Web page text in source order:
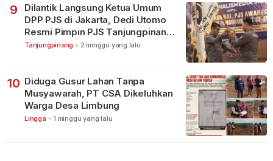
9
Dilantik Langsung Ketua Umum
DPP PJS di Jakarta, Dedi Utomo
Resmi Pimpin PJS Tanjungpinang-
Bintan
Tanjungpinang - 2 minggu yang lalu
10 Diduga Gusur Lahan Tanpa
Musyawarah, PT CSA Dikeluhkan
Warga Desa Limbung
Lingga - 1 minggu yang lalu